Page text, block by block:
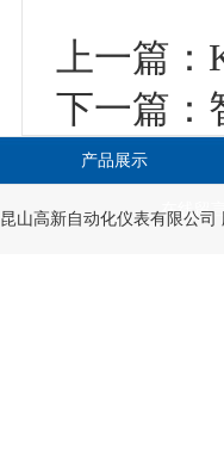
上一篇：
下一篇：
产品展示
在线留
昆山高新自动化仪表有限公